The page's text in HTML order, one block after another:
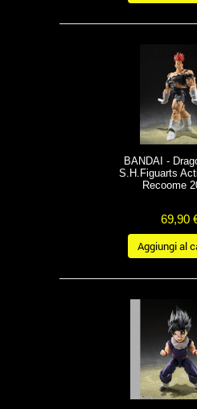
BANDAI -
S.H.Figuarts
Recoome
69,90
Aggiungi al